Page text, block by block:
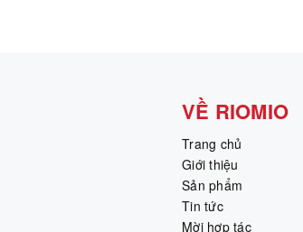
VỀ RIOMIO
Trang chủ
Giới thiệu
Sản phẩm
Tin tức
Mời hợp tác